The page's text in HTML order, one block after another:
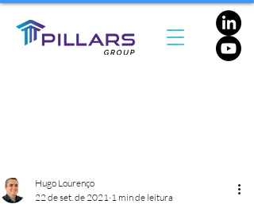
Hugo Lourenço
22 de set. de 2021 1 min de leitura